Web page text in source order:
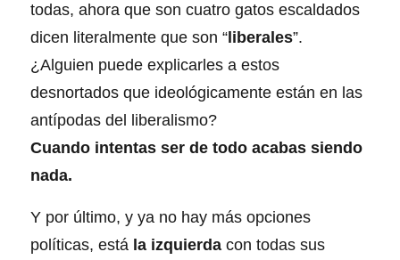
todas, ahora que son cuatro gatos escaldados
dicen literalmente que son “ liberales”.
¿Alguien puede explicarles a estos
desnortados que ideológicamente están en las
antípodas del liberalismo?
Cuando intentas ser de todo acabas siendo
nada.
Y por último, y ya no hay más opciones
políticas, está la izquierda con todas sus